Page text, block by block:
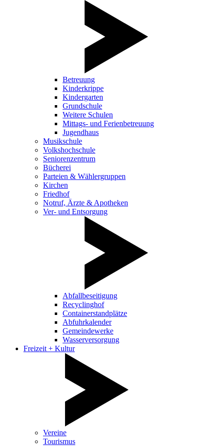
Betreuung
Kinderkrippe
Kindergarten
Grundschule
Weitere Schulen
Mittags- und Ferienbetreuung
Jugendhaus
Musikschule
Volkshochschule
Seniorenzentrum
Bücherei
Parteien & Wählergruppen
Kirchen
Friedhof
Notruf, Ärzte & Apotheken
Ver- und Entsorgung
Abfallbeseitigung
Recyclinghof
Containerstandplätze
Abfuhrkalender
Gemeindewerke
Wasserversorgung
Freizeit + Kultur
Vereine
Tourismus